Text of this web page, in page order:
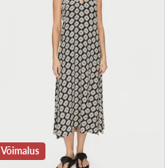
Võimalus